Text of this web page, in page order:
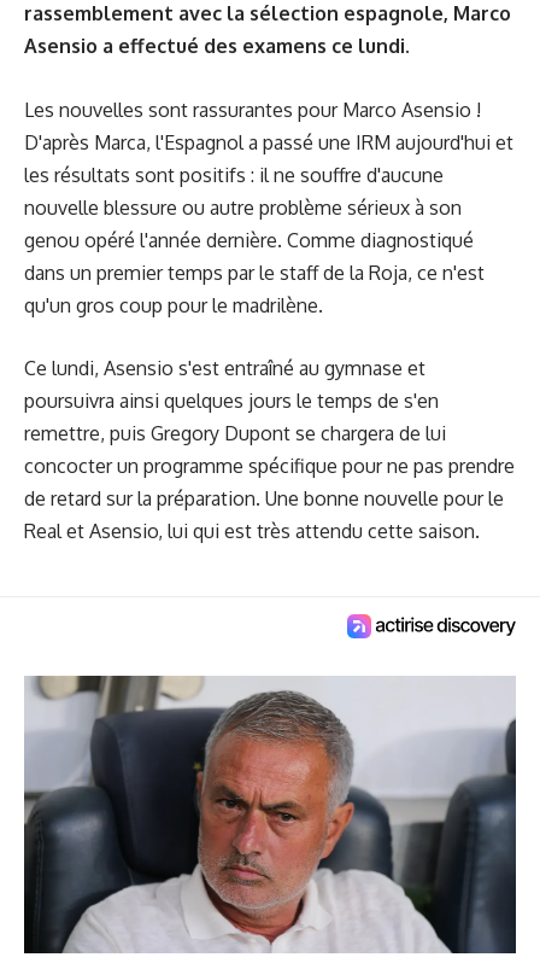
rassemblement avec la sélection espagnole, Marco
Asensio a effectué des examens ce lundi.
Les nouvelles sont rassurantes pour Marco Asensio !
D'après Marca, l'Espagnol a passé une IRM aujourd'hui et
les résultats sont positifs : il ne souffre d'aucune
nouvelle blessure ou autre problème sérieux à son
genou opéré l'année dernière. Comme diagnostiqué
dans un premier temps par le staff de la Roja, ce n'est
qu'un gros coup pour le madrilène.
Ce lundi, Asensio s'est entraîné au gymnase et
poursuivra ainsi quelques jours le temps de s'en
remettre, puis Gregory Dupont se chargera de lui
concocter un programme spécifique pour ne pas prendre
de retard sur la préparation. Une bonne nouvelle pour le
Real et Asensio, lui qui est très attendu cette saison.